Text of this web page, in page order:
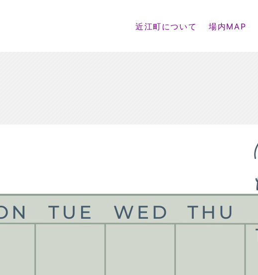
近江町について 場内MAP